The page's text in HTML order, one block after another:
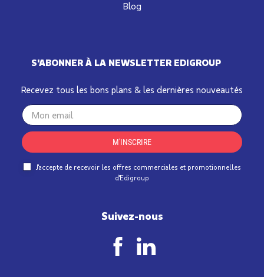
S'ABONNER À LA NEWSLETTER EDIGROUP
Recevez tous les bons plans & les dernières nouveautés
Your
email
M'INSCRIRE
J'accepte de recevoir les offres commerciales et promotionnelles
d'Edigroup
Blog
Suivez-nous